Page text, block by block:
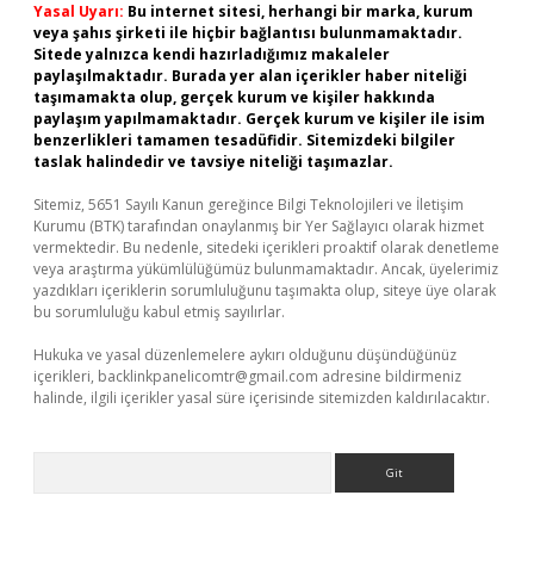
Yasal Uyarı: Bu internet sitesi, herhangi bir marka, kurum
veya şahıs şirketi ile hiçbir bağlantısı bulunmamaktadır.
Sitede yalnızca kendi hazırladığımız makaleler
paylaşılmaktadır. Burada yer alan içerikler haber niteliği
taşımamakta olup, gerçek kurum ve kişiler hakkında
paylaşım yapılmamaktadır. Gerçek kurum ve kişiler ile isim
benzerlikleri tamamen tesadüfidir. Sitemizdeki bilgiler
taslak halindedir ve tavsiye niteliği taşımazlar.
Sitemiz, 5651 Sayılı Kanun gereğince Bilgi Teknolojileri ve İletişim
Kurumu (BTK) tarafından onaylanmış bir Yer Sağlayıcı olarak hizmet
vermektedir. Bu nedenle, sitedeki içerikleri proaktif olarak denetleme
veya araştırma yükümlülüğümüz bulunmamaktadır. Ancak, üyelerimiz
yazdıkları içeriklerin sorumluluğunu taşımakta olup, siteye üye olarak
bu sorumluluğu kabul etmiş sayılırlar.
Hukuka ve yasal düzenlemelere aykırı olduğunu düşündüğünüz
içerikleri, backlinkpanelicomtr@gmail.com adresine bildirmeniz
halinde, ilgili içerikler yasal süre içerisinde sitemizden kaldırılacaktır.